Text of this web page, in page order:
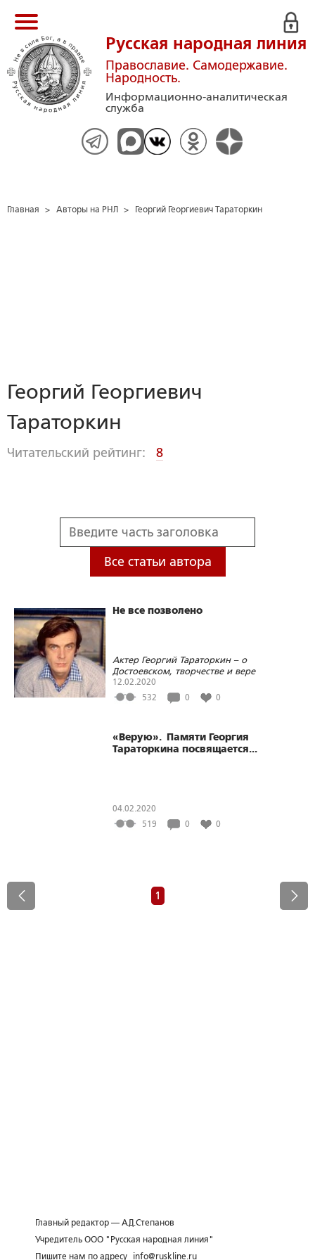
Русская народная линия
Православие. Самодержавие.
Народность.
Информационно-аналитическая
служба
Главная > Авторы на РНЛ > Георгий Георгиевич Тараторкин
Георгий Георгиевич
Тараторкин
Читательский рейтинг: 8
Все статьи автора
Не все позволено
Актер Георгий Тараторкин – о
Достоевском, творчестве и вере
12.02.2020
532
0 0
«Верую». Памяти Георгия
Тараторкина посвящается...
04.02.2020
519
0 0
1
Главный редактор — А.Д.Степанов
Учредитель ООО "Русская народная линия"
Пишите нам по адресу
info@ruskline.ru